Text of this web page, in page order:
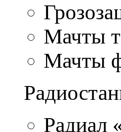
Мачты
Мачты
Радиал